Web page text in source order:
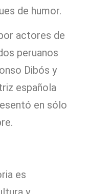
de humor.
actores de
peruanos
Dibós y
española
en sólo
es